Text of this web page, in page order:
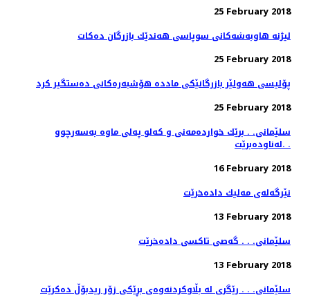
25 February 2018
لیژنه‌ هاوبه‌شه‌كانی سوپاسی هه‌ندێك بازرگان ده‌كات
25 February 2018
پۆلیسی هەولێر بازرگانێكی ماددە هۆشبەرەكانی دەستگیر كرد
25 February 2018
سلێمانی. . برێك خوارده‌مه‌نی و كه‌لو په‌لی ماوه‌ به‌سه‌رچوو
له‌ناوده‌برێت. .
16 February 2018
نێرگه‌له‌ی مه‌لیك داده‌خرێت
13 February 2018
سلێمانی. . . گه‌صی تاكسی داده‌خرێت
13 February 2018
سلێمانی. . . رێگری له‌ بڵاوكردنه‌وه‌ی بڕێكی زۆر ریدبۆڵ ده‌كرێت